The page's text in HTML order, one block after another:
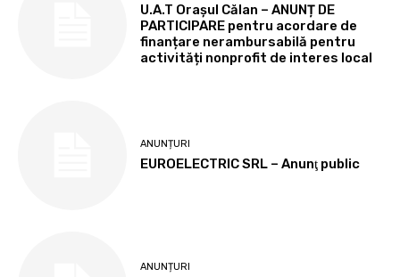
U.A.T Orașul Călan – ANUNȚ DE
PARTICIPARE pentru acordare de
finanțare nerambursabilă pentru
activități nonprofit de interes local
ANUNȚURI
EUROELECTRIC SRL – Anunţ public
ANUNȚURI